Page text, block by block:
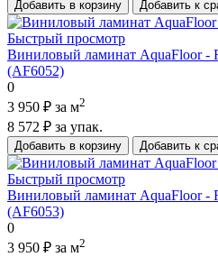
Добавить в корзину Добавить к
Быстрый просмотр
Виниловый ламинат AquaFloor -
(AF6052)
0
3 950 ₽ за м2
8 572 ₽ за упак.
Добавить в корзину Добавить к
Быстрый просмотр
Виниловый ламинат AquaFloor -
(AF6053)
0
3 950 ₽ за м2